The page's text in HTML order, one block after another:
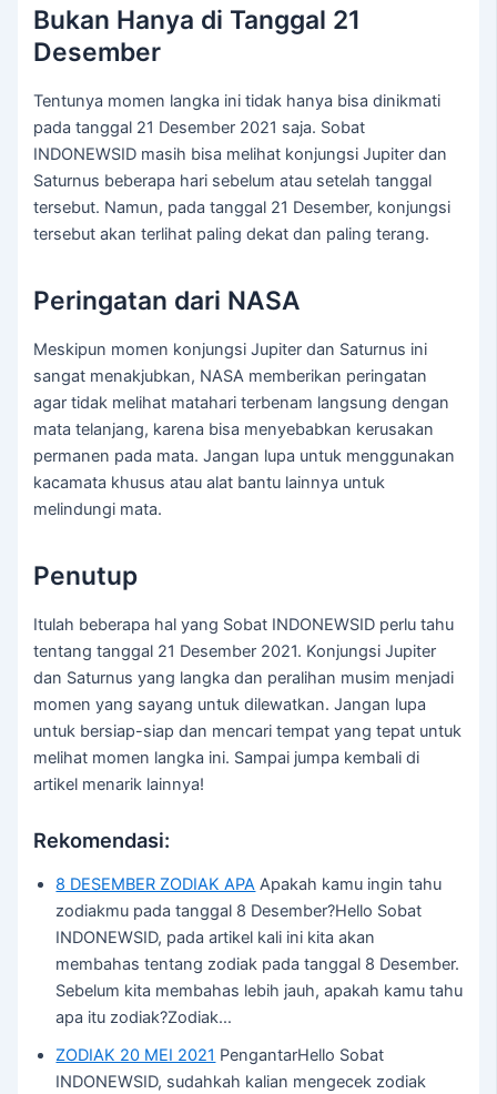
Bukan Hanya di Tanggal 21
Desember
Tentunya momen langka ini tidak hanya bisa dinikmati
pada tanggal 21 Desember 2021 saja. Sobat
INDONEWSID masih bisa melihat konjungsi Jupiter dan
Saturnus beberapa hari sebelum atau setelah tanggal
tersebut. Namun, pada tanggal 21 Desember, konjungsi
tersebut akan terlihat paling dekat dan paling terang.
Peringatan dari NASA
Meskipun momen konjungsi Jupiter dan Saturnus ini
sangat menakjubkan, NASA memberikan peringatan
agar tidak melihat matahari terbenam langsung dengan
mata telanjang, karena bisa menyebabkan kerusakan
permanen pada mata. Jangan lupa untuk menggunakan
kacamata khusus atau alat bantu lainnya untuk
melindungi mata.
Penutup
Itulah beberapa hal yang Sobat INDONEWSID perlu tahu
tentang tanggal 21 Desember 2021. Konjungsi Jupiter
dan Saturnus yang langka dan peralihan musim menjadi
momen yang sayang untuk dilewatkan. Jangan lupa
untuk bersiap-siap dan mencari tempat yang tepat untuk
melihat momen langka ini. Sampai jumpa kembali di
artikel menarik lainnya!
Rekomendasi:
8 DESEMBER ZODIAK APA Apakah kamu ingin tahu
zodiakmu pada tanggal 8 Desember?Hello Sobat
INDONEWSID, pada artikel kali ini kita akan
membahas tentang zodiak pada tanggal 8 Desember.
Sebelum kita membahas lebih jauh, apakah kamu tahu
apa itu zodiak?Zodiak…
ZODIAK 20 MEI 2021 PengantarHello Sobat
INDONEWSID, sudahkah kalian mengecek zodiak